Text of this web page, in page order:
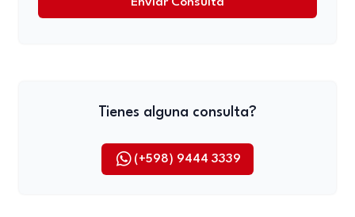
Tienes alguna consulta?
(+598) 9444 3339